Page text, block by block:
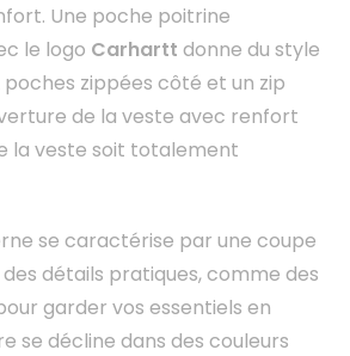
Une poche poitrine
le logo Carhartt donne du style
zippées côté et un zip
de la veste avec renfort
la veste soit totalement
se caractérise par une coupe
détails pratiques, comme des
garder vos essentiels en
se décline dans des couleurs